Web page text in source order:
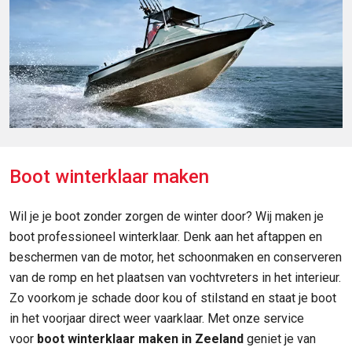
Boot winterklaar maken
Wil je je boot zonder zorgen de winter door? Wij maken je
boot professioneel winterklaar. Denk aan het aftappen en
beschermen van de motor, het schoonmaken en conserveren
van de romp en het plaatsen van vochtvreters in het interieur.
Zo voorkom je schade door kou of stilstand en staat je boot
in het voorjaar direct weer vaarklaar. Met onze service
voor boot winterklaar maken in Zeeland geniet je van